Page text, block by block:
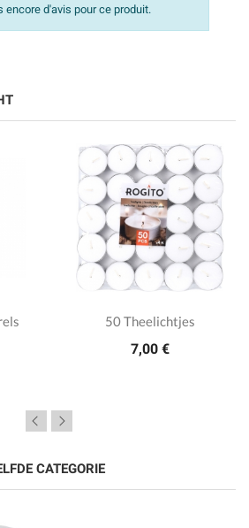
encore d'avis pour ce produit.
50 Theelichtjes
7,00 €
CATEGORIE